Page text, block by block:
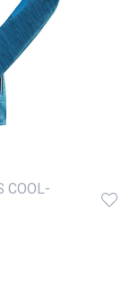
COOL-